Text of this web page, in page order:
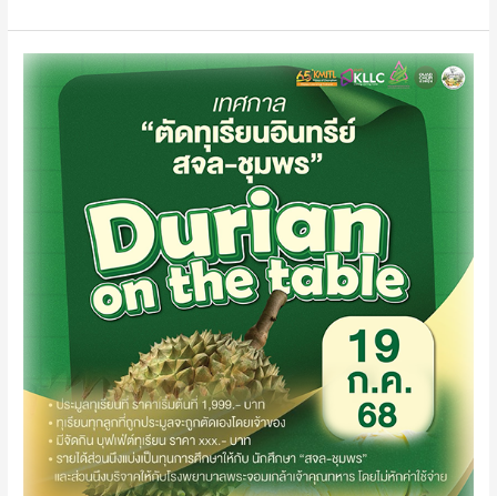
เทศกาล
ทุเรียน
อินทรีย์
ชุมพร”และ